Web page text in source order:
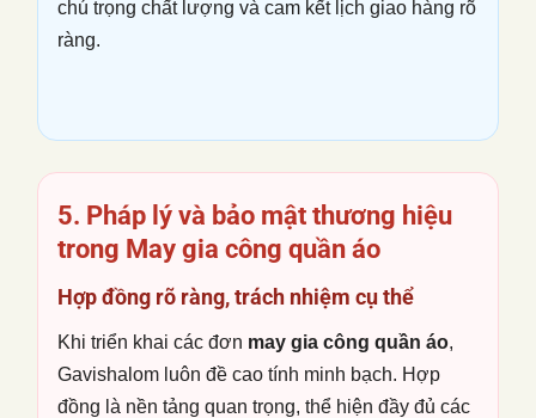
chú trọng chất lượng và cam kết lịch giao hàng rõ
ràng.
5. Pháp lý và bảo mật thương hiệu
trong May gia công quần áo
Hợp đồng rõ ràng, trách nhiệm cụ thể
Khi triển khai các đơn may gia công quần áo,
Gavishalom luôn đề cao tính minh bạch. Hợp
đồng là nền tảng quan trọng, thể hiện đầy đủ các